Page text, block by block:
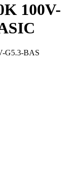
100V-
G5.3-BAS